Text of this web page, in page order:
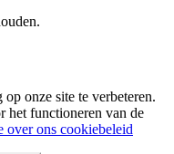
onze site te verbeteren.
het functioneren van de
over ons cookiebeleid